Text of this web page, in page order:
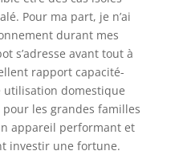
Pour ma part, je n’ai
durant mes
s’adresse avant tout à
rapport capacité-
domestique
les grandes familles
appareil performant et
investir une fortune.